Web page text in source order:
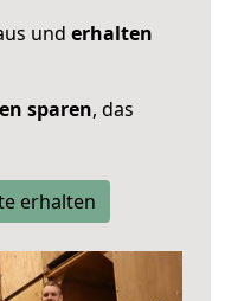
und erhalten
sparen, das
erhalten